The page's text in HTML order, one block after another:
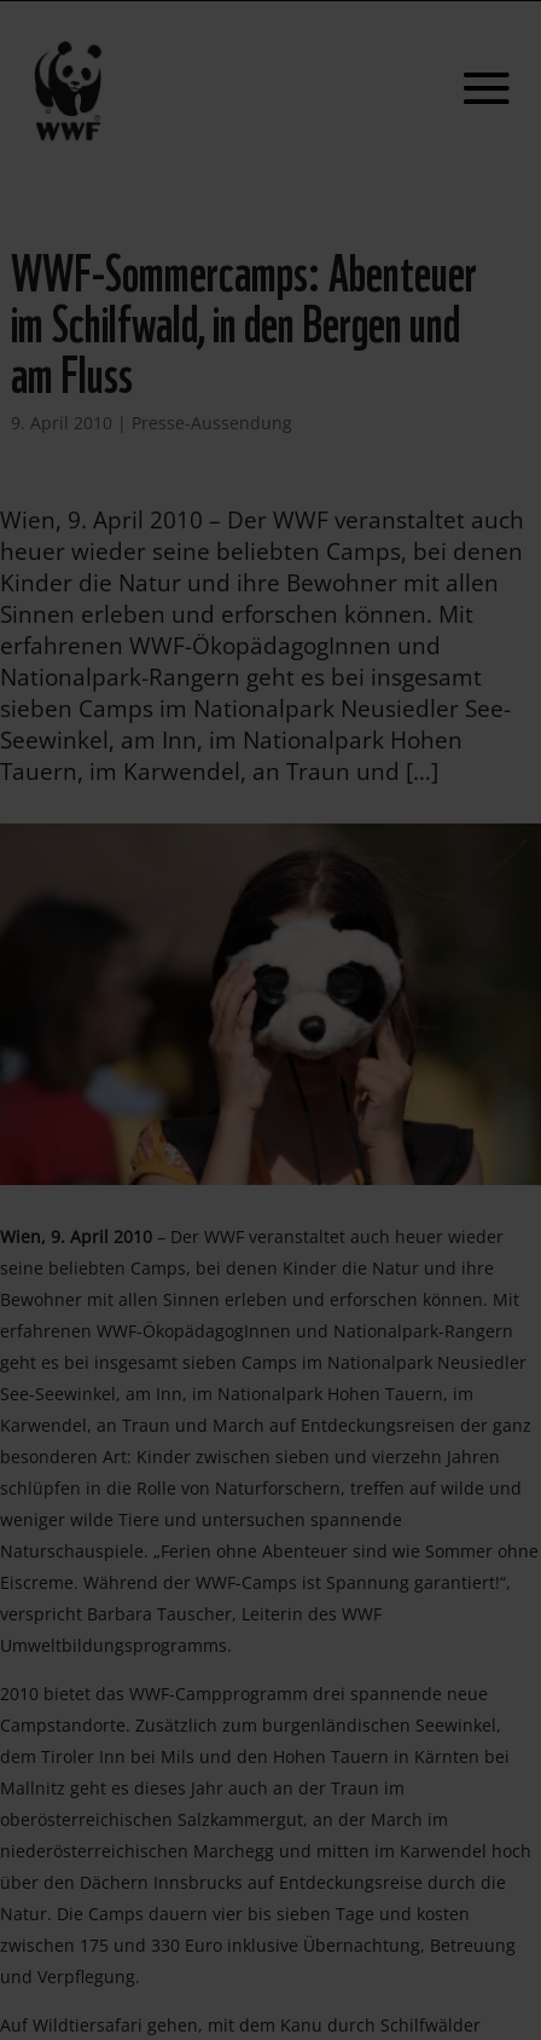
WWF-Sommercamps: Abenteuer
im Schilfwald, in den Bergen und
am Fluss
9. April 2010 | Presse-Aussendung
Wien, 9. April 2010 – Der WWF veranstaltet auch
heuer wieder seine beliebten Camps, bei denen
Kinder die Natur und ihre Bewohner mit allen
Sinnen erleben und erforschen können. Mit
erfahrenen WWF-ÖkopädagogInnen und
Nationalpark-Rangern geht es bei insgesamt
sieben Camps im Nationalpark Neusiedler See-
Seewinkel, am Inn, im Nationalpark Hohen
Tauern, im Karwendel, an Traun und […]
Wien, 9. April 2010 – Der WWF veranstaltet auch heuer wieder
seine beliebten Camps, bei denen Kinder die Natur und ihre
Bewohner mit allen Sinnen erleben und erforschen können. Mit
erfahrenen WWF-ÖkopädagogInnen und Nationalpark-Rangern
geht es bei insgesamt sieben Camps im Nationalpark Neusiedler
See-Seewinkel, am Inn, im Nationalpark Hohen Tauern, im
Karwendel, an Traun und March auf Entdeckungsreisen der ganz
besonderen Art: Kinder zwischen sieben und vierzehn Jahren
schlüpfen in die Rolle von Naturforschern, treffen auf wilde und
weniger wilde Tiere und untersuchen spannende
Naturschauspiele. „Ferien ohne Abenteuer sind wie Sommer ohne
Eiscreme. Während der WWF-Camps ist Spannung garantiert!“,
verspricht Barbara Tauscher, Leiterin des WWF
Umweltbildungsprogramms.
2010 bietet das WWF-Campprogramm drei spannende neue
Campstandorte. Zusätzlich zum burgenländischen Seewinkel,
dem Tiroler Inn bei Mils und den Hohen Tauern in Kärnten bei
Mallnitz geht es dieses Jahr auch an der Traun im
oberösterreichischen Salzkammergut, an der March im
niederösterreichischen Marchegg und mitten im Karwendel hoch
über den Dächern Innsbrucks auf Entdeckungsreise durch die
Natur. Die Camps dauern vier bis sieben Tage und kosten
zwischen 175 und 330 Euro inklusive Übernachtung, Betreuung
und Verpflegung.
Auf Wildtiersafari gehen, mit dem Kanu durch Schilfwälder